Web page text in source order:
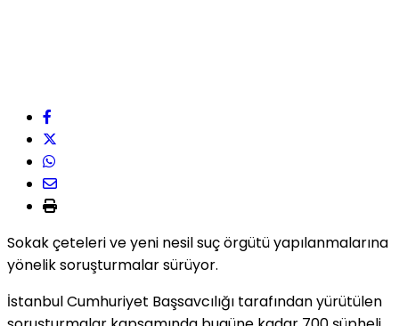
Sokak çeteleri ve yeni nesil suç örgütü yapılanmalarına
yönelik soruşturmalar sürüyor.
İstanbul Cumhuriyet Başsavcılığı tarafından yürütülen